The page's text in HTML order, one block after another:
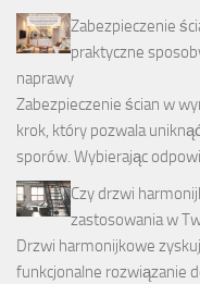
Zabezpieczenie
praktyczne
naprawy
Zabezpieczenie ścian w
krok, który pozwala
sporów. Wybierając
Czy drzwi
zastosowania w
Drzwi harmonijkowe
funkcjonalne rozwiązanie